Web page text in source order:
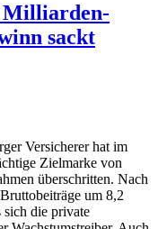
Milliarden-
sackt
Versicherer hat im
Zielmarke von
überschritten. Nach
um 8,2
die private